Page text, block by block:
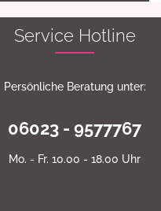
Service Hotline
Persönliche Beratung unter:
06023 - 9577767
Mo. - Fr. 10.00 - 18.00 Uhr